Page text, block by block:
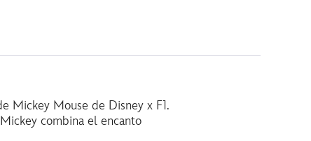
Mickey Mouse de Disney x F1.
combina el encanto